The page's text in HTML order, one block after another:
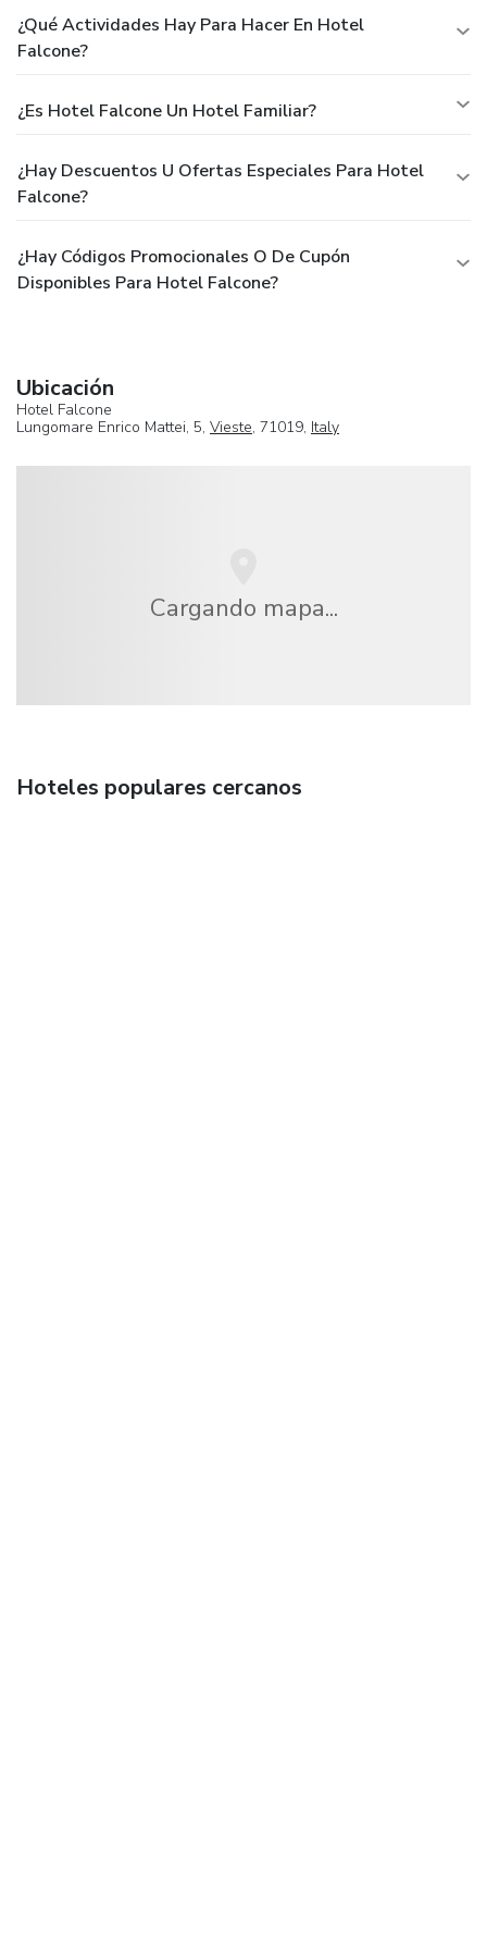
¿Qué Actividades Hay Para Hacer En Hotel
Falcone?
¿Es Hotel Falcone Un Hotel Familiar?
¿Hay Descuentos U Ofertas Especiales Para Hotel
Falcone?
¿Hay Códigos Promocionales O De Cupón
Disponibles Para Hotel Falcone?
Ubicación
Hotel Falcone
Lungomare Enrico Mattei, 5, Vieste, 71019, Italy
Cargando mapa...
Hoteles populares cercanos